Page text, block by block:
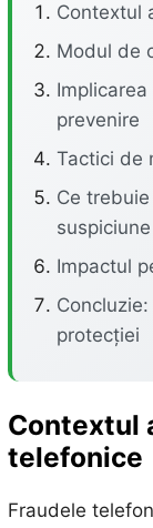
Contextul
Modul de
prevenire
Tactici de
Ce
suspiciune
Impactul
protecției
Contextul
telefonice
Fraudele